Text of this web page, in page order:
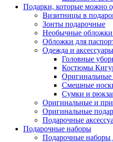
Подарки, которые можно
Визитницы в
Зонты подарочные
Необычные обложки
Обложки для
Одежда и
Головные
Костюмы
Оригинальные
Смешные
Сумки и
Оригинальные и
Оригинальные
Подарочные
Подарочные наборы
Подарочные наборы